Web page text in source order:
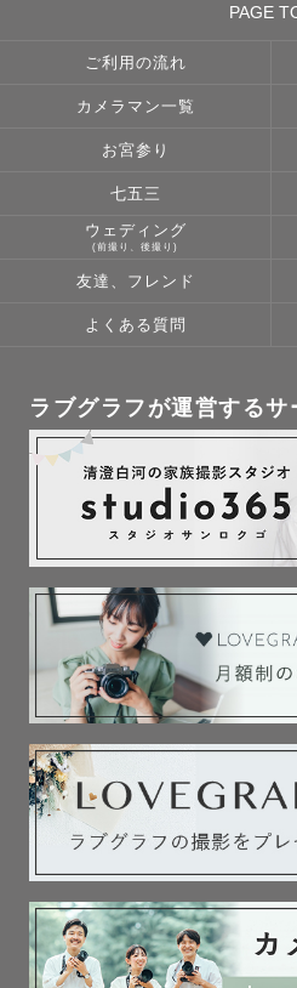
PAGE
ご利用の流れ
カメラマン一覧
お宮参り
七五三
ウェディング
(前撮り、後撮り)
友達、フレンド
よくある質問
ラブグラフが運営するサ